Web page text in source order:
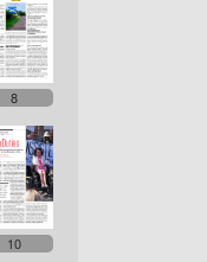
8
10